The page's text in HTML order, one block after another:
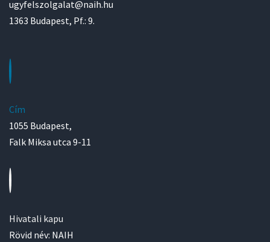
ugyfelszolgalat@naih.hu
1363 Budapest, Pf.: 9.
Cím
1055 Budapest,
Falk Miksa utca 9-11
Hivatali kapu
Rövid név: NAIH